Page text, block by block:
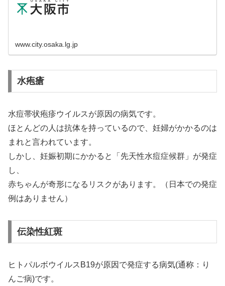
www.city.osaka.lg.jp
水疱瘡
水痘帯状疱疹ウイルスが原因の病気です。
ほとんどの人は抗体を持っているので、妊婦がかかるのは
まれと言われています。
しかし、妊娠初期にかかると「先天性水痘症候群」が発症
し、
赤ちゃんが奇形になるリスクがあります。（日本での発症
例はありません）
伝染性紅斑
ヒトパルボウイルスB19が原因で発症する病気(通称：り
んご病)です。